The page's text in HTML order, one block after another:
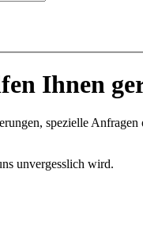
Ihnen
spezielle
unvergesslich wird.